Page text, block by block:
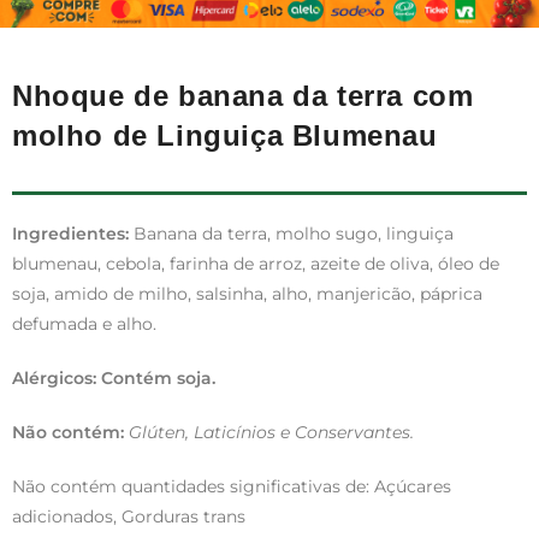
Nhoque de banana da terra com
molho de Linguiça Blumenau
Ingredientes: Banana da terra, molho sugo, linguiça
blumenau, cebola, farinha de arroz, azeite de oliva, óleo de
soja, amido de milho, salsinha, alho, manjericão, páprica
defumada e alho.
Alérgicos: Contém soja.
Não contém: Glúten, Laticínios e Conservantes.
Não contém quantidades significativas de: Açúcares
adicionados, Gorduras trans